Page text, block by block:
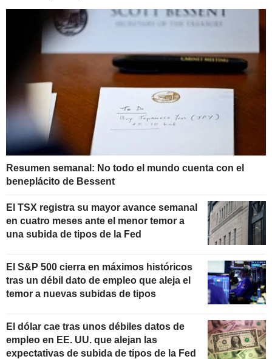
Resumen semanal: No todo el mundo cuenta con el
beneplácito de Bessent
El TSX registra su mayor avance semanal
en cuatro meses ante el menor temor a
una subida de tipos de la Fed
El S&P 500 cierra en máximos históricos
tras un débil dato de empleo que aleja el
temor a nuevas subidas de tipos
El dólar cae tras unos débiles datos de
empleo en EE. UU. que alejan las
expectativas de subida de tipos de la Fed